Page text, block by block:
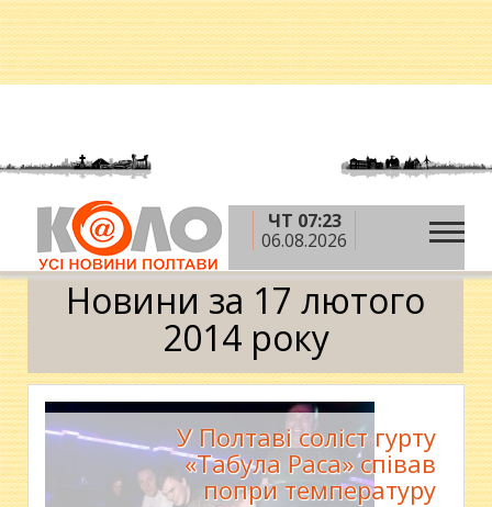
ЧТ 07:23
06.08.2026
Головна » 2014 рік » лютий »17 лютого
Календар
Новини за 17 лютого
2014 року
У Полтаві соліст гурту
«Табула Раса» співав
попри температуру